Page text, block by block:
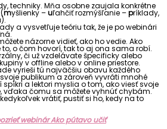
techniky. Mňa osobne zaujala konkrétne
myšlienky –uľahčiť rozmýšľanie –príklady,
a vysvetľuje teóriu tak, že je po webinári
názorne vidieť, ako ho vedie. Ako
to, o čom hovorí, tak to aj ona sama robí.
či už vzdelávate špecificky alebo
v offline alebo v online priestore.
vyrieši tú najväčšiu obavu každého
publikum a zároveň vyvráti mnohé
spíkri a lektori myslia o tom, ako viesť svoje
vďaka čomu sa môžete vyhnúť chybám.
vrátiť, pustiť si ho, kedy na to
webinár Ako pútavo učiť